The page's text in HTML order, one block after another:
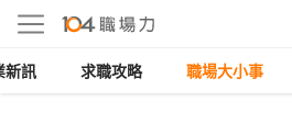
新訊 求職攻略 職場大小事